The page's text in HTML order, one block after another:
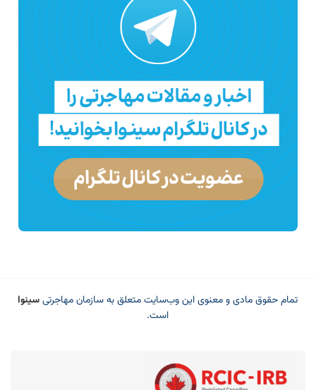
تمام حقوق مادی و معنوی این وب‌سایت متعلق به سازمان مهاجرتیسینوا
است.